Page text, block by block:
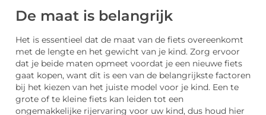
De maat is belangrijk
Het is essentieel dat de maat van de fiets overeenkomt
met de lengte en het gewicht van je kind. Zorg ervoor
dat je beide maten opmeet voordat je een nieuwe fiets
gaat kopen, want dit is een van de belangrijkste factoren
bij het kiezen van het juiste model voor je kind. Een te
grote of te kleine fiets kan leiden tot een
ongemakkelijke rijervaring voor uw kind, dus houd hier